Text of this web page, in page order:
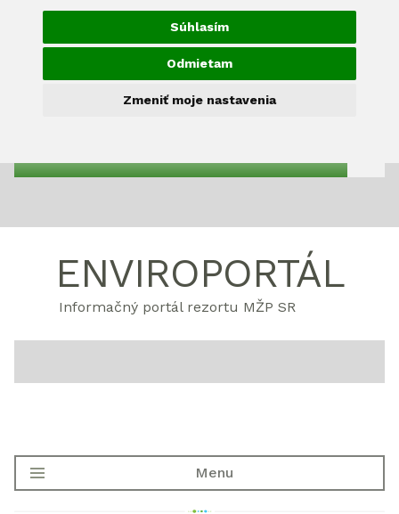
Súhlasím
Odmietam
Zmeniť moje nastavenia
ENVIROPORTÁL
Informačný portál rezortu MŽP SR
Menu